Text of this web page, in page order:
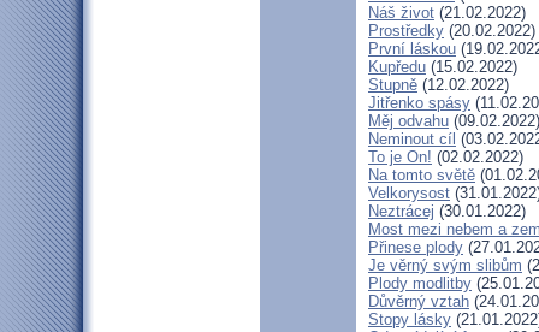
Náš život (21.02.2022)
Prostředky (20.02.2022)
První láskou
Kupředu (15.02.2022)
Stupně (12.02.2022)
Jitřenko spásy
Měj odvahu (09.02.2022)
Neminout cíl
To je On! (02.02.2022)
Na tomto světě
Velkorysost
Neztrácej (30.01.2022)
Most mezi nebem a
Přinese plody
Je věrný svým slibům
Plody modlitby
Důvěrný vztah
Stopy lásky